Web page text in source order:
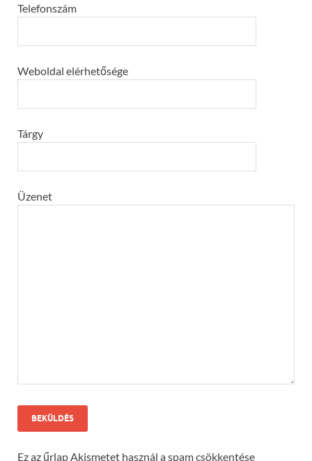
Telefonszám
Weboldal elérhetősége
Tárgy
Üzenet
Ez az űrlap Akismetet használ a spam csökkentése